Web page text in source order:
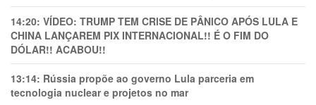
14:20: VÍDEO: TRUMP TEM CRlSE DE PÂNlCO APÓS LULA E
CHINA LANÇAREM PIX INTERNACIONAL!! É O FIM DO
DÓLAR!! ACABOU!!
13:14: Rússia propõe ao governo Lula parceria em
tecnologia nuclear e projetos no mar